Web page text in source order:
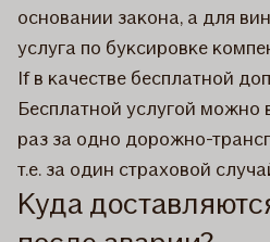
основании закона, а для
услуга по буксировке
If в качестве бесплатной
Бесплатной услугой можно
раз за одно дорожно-
т.е. за один страховой
Куда